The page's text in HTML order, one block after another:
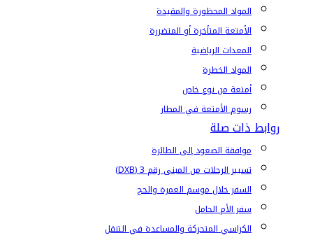
المواد المحظورة والمقيدة
الأمتعة المتأخرة أو المتضررة
المعدات الرياضية
المواد الخطرة
أمتعة من نوع خاص
رسوم الأمتعة في المطار
روابط ذات صلة
موافقة الصعود إلى الطائرة
تسيير الرحلات من المبنى رقم 3 (DXB)
السفر خلال موسم العمرة والحج
سفر الأم الحامل
الكراسي المتحركة والمساعدة في التنقل